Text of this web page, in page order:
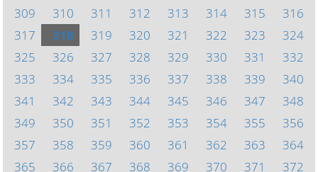
309
310 311 312 313 314 315
316
317
318 319 320 321 322 323
324
325
326 327 328 329 330 331
332
333
334 335 336 337 338 339
340
341
342 343 344 345 346 347
348
349
350 351 352 353 354 355
356
357
358 359 360 361 362 363
364
365
366 367 368 369 370 371 372